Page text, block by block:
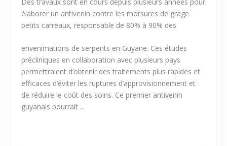
élaborer un antivenin contre les morsures de grage
petits carreaux, responsable de 80% à 90% des
envenimations de serpents en Guyane. Ces études
précliniques en collaboration avec plusieurs pays
permettraient d’obtenir des traitements plus rapides et
efficaces d’éviter les ruptures d’approvisionnement et
de réduire le coût des soins. Ce premier antivenin
guyanais pourrait ...